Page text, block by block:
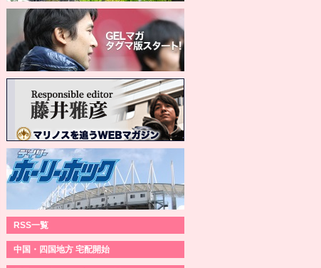
RSS一覧
中国・四国地方 宅配開始